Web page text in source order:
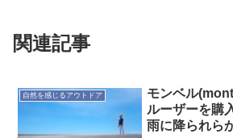
関連記事
自然を感じるアウトドア
モンベル
ルーザーを購
雨に降られら